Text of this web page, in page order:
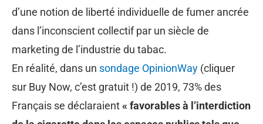
d’une notion de liberté individuelle de fumer ancrée
dans l’inconscient collectif par un siècle de
marketing de l’industrie du tabac.
En réalité, dans un sondage OpinionWay (cliquer
sur Buy Now, c’est gratuit !) de 2019, 73% des
Français se déclaraient« favorables à l’interdiction